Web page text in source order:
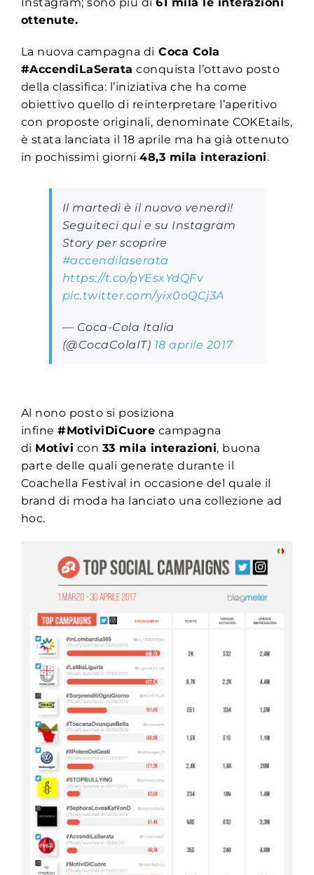
ottenute.
La nuova campagna di Coca Cola
#AccendiLaSerata conquista l’ottavo posto
della classifica: l’iniziativa che ha come
obiettivo quello di reinterpretare l’aperitivo
con proposte originali, denominate COKEtails,
è stata lanciata il 18 aprile ma ha già ottenuto
in pochissimi giorni48,3 mila interazioni.
Il martedì è il nuovo venerdì!
Seguiteci qui e su Instagram
Story per scoprire
#accendilaserata
https://t.co/pYEsxYdQFv
pic.twitter.com/yix0oQCj3A
— Coca-Cola Italia
(@CocaColaIT) 18 aprile 2017
Al nono posto si posiziona
infine#MotiviDiCuore campagna
di Motivi con 33 mila interazioni, buona
parte delle quali generate durante il
Coachella Festival in occasione del quale il
brand di moda ha lanciato una collezione ad
hoc.